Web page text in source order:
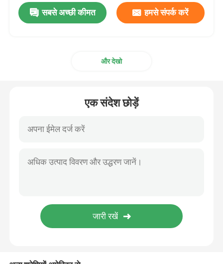
सबसे अच्छी कीमत हमसे संपर्क करें
और देखो
एक संदेश छोड़ें